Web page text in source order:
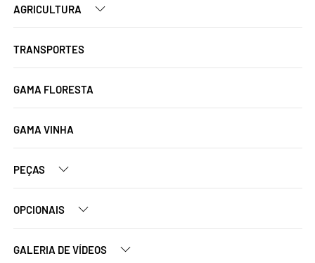
AGRICULTURA
TRANSPORTES
GAMA FLORESTA
GAMA VINHA
PEÇAS
OPCIONAIS
GALERIA DE VÍDEOS